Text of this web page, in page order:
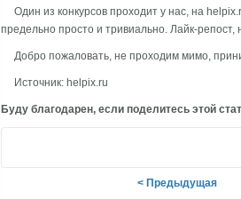
Один из конкурсов проходит у нас, на
предельно просто и тривиально. Лайк-репост,
Добро пожаловать, не проходим мимо,
Источник: helpix.ru
Буду благодарен, если поделитесь этой
< Предыдущая